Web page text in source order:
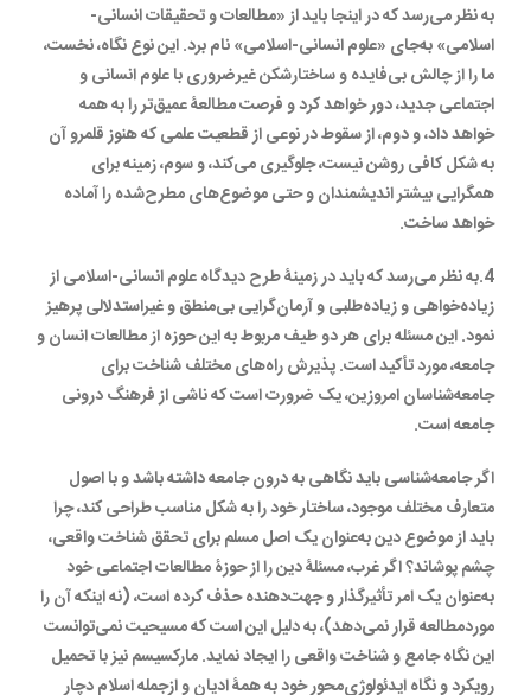
به نظر می‌رسد که در اینجا باید از «مطالعات و تحقیقات انسانی-
اسلامی» به‌جای «علوم انسانی-اسلامی» نام برد. این نوع نگاه، نخست،
ما را از چالش بی‌فایده و ساختارشکن غیرضروری با علوم انسانی و
اجتماعی جدید، دور خواهد کرد و فرصت مطالعۀ عمیق‌تر را به همه
خواهد داد، و دوم، از سقوط در نوعی از قطعیت علمی که هنوز قلمرو آن
به شکل کافی روشن نیست، جلوگیری می‌کند، و سوم، زمینه برای
همگرایی بیشتر اندیشمندان و حتی موضوع‌های مطرح‌شده را آماده
خواهد ساخت.
4.به نظر می‌رسد که باید در زمینۀ طرح دیدگاه علوم انسانی-اسلامی از
زیاده‌خواهی و زیاده‌طلبی و آرمان‌گرایی بی‌منطق و غیراستدلالی پرهیز
نمود. این مسئله برای هر دو طیف مربوط به این حوزه از مطالعات انسان و
جامعه، مورد تأکید است. پذیرش راه‌های مختلف شناخت برای
جامعه‌شناسان امروزین، یک ضرورت است که ناشی از فرهنگ درونی
جامعه است.
اگر جامعه‌شناسی باید نگاهی به درون جامعه داشته باشد و با اصول
متعارف مختلف موجود، ساختار خود را به شکل مناسب طراحی کند، چرا
باید از موضوع دین به‌عنوان یک اصل مسلم برای تحقق شناخت واقعی،
چشم پوشاند؟ اگر غرب، مسئلۀ دین را از حوزۀ مطالعات اجتماعی خود
به‌عنوان یک امر تأثیرگذار و جهت‌دهنده حذف کرده است، (نه اینکه آن را
مورد‌مطالعه قرار نمی‌دهد)،‌ به دلیل این است که مسیحیت نمی‌توانست
این نگاه جامع و شناخت واقعی را ایجاد نماید. مارکسیسم نیز با تحمیل
رویکرد و نگاه ایدئولوژی‌محور خود به همۀ ادیان و از‌جمله اسلام دچار